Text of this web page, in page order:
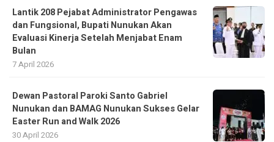
Lantik 208 Pejabat Administrator Pengawas
dan Fungsional, Bupati Nunukan Akan
Evaluasi Kinerja Setelah Menjabat Enam
Bulan
7 April 2026
Dewan Pastoral Paroki Santo Gabriel
Nunukan dan BAMAG Nunukan Sukses Gelar
Easter Run and Walk 2026
30 April 2026